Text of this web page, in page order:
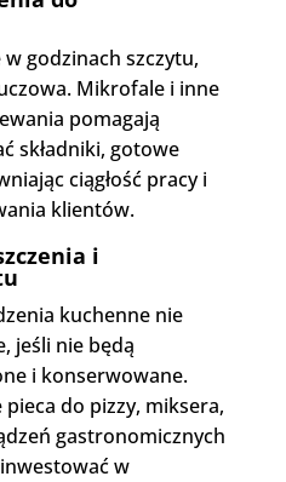
godzinach szczytu,
Mikrofale i inne
pomagają
składniki, gotowe
ciągłość pracy i
klientów.
i
kuchenne nie
jeśli nie będą
i konserwowane.
pieca do pizzy, miksera,
gastronomicznych
w